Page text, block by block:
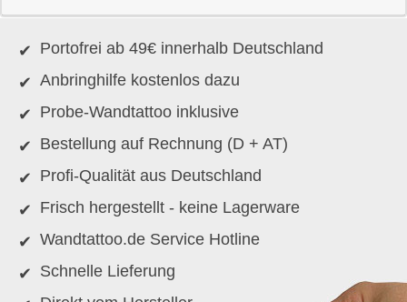
Portofrei ab 49€ innerhalb Deutschland
Anbringhilfe kostenlos dazu
Probe-Wandtattoo inklusive
Bestellung auf Rechnung (D + AT)
Profi-Qualität aus Deutschland
Frisch hergestellt - keine Lagerware
Wandtattoo.de Service Hotline
Schnelle Lieferung